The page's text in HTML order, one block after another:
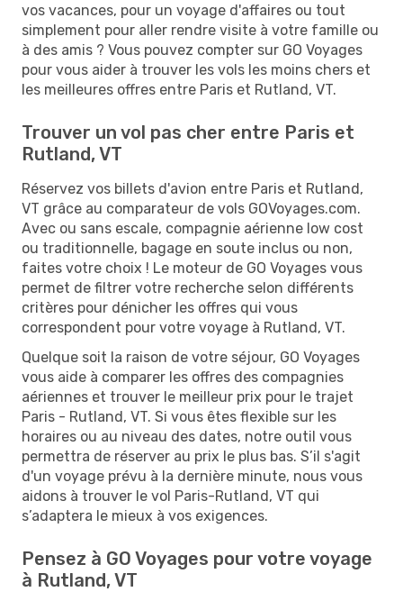
vos vacances, pour un voyage d'affaires ou tout
simplement pour aller rendre visite à votre famille ou
à des amis ? Vous pouvez compter sur GO Voyages
pour vous aider à trouver les vols les moins chers et
les meilleures offres entre Paris et Rutland, VT.
Trouver un vol pas cher entre Paris et
Rutland, VT
Réservez vos billets d'avion entre Paris et Rutland,
VT grâce au comparateur de vols GOVoyages.com.
Avec ou sans escale, compagnie aérienne low cost
ou traditionnelle, bagage en soute inclus ou non,
faites votre choix ! Le moteur de GO Voyages vous
permet de filtrer votre recherche selon différents
critères pour dénicher les offres qui vous
correspondent pour votre voyage à Rutland, VT.
Quelque soit la raison de votre séjour, GO Voyages
vous aide à comparer les offres des compagnies
aériennes et trouver le meilleur prix pour le trajet
Paris - Rutland, VT. Si vous êtes flexible sur les
horaires ou au niveau des dates, notre outil vous
permettra de réserver au prix le plus bas. S’il s'agit
d'un voyage prévu à la dernière minute, nous vous
aidons à trouver le vol Paris-Rutland, VT qui
s’adaptera le mieux à vos exigences.
Pensez à GO Voyages pour votre voyage
à Rutland, VT